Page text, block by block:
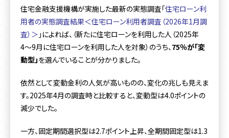
住宅金融支援機構が実施した最新の実態調査「住宅ローン利
用者の実態調査結果＜住宅ローン利用者調査（2026年1月調
査）＞ 」によれば、（新たに住宅ローンを利用した人（2025年
4〜9月に住宅ローンを利用した人を対象）のうち、75％が「変
動型」を選んでいることが分かりました。
依然として変動金利の人気が高いものの、変化の兆しも見えま
す。2025年4月の調査時と比較すると、変動型は4.0ポイントの
減少でした。
一方、固定期間選択型は2.7ポイント上昇、全期間固定型は1.3